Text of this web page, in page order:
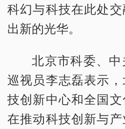
科幻与科技在此处
出新的光华。
北京市科委、
巡视员李志磊表示
技创新中心和全国
在推动科技创新与